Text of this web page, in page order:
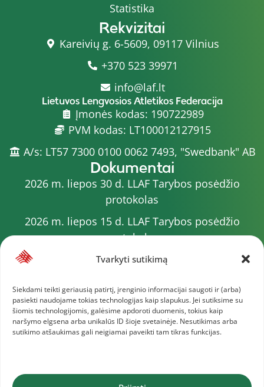
Tvarkyti sutikimą
Siekdami teikti geriausią patirtį, įrenginio informacijai saugoti ir (arba)
pasiekti naudojame tokias technologijas kaip slapukus. Jei sutiksime su
šiomis technologijomis, galėsime apdoroti duomenis, tokius kaip
naršymo elgsena arba unikalūs ID šioje svetainėje. Nesutikimas arba
sutikimo atšaukimas gali neigiamai paveikti tam tikras funkcijas.
Statistika
Rekvizitai
Kareivių g. 6-5609, 09117 Vilnius
+370 523 39971
info@laf.lt
Lietuvos Lengvosios Atletikos Federacija
Įmonės kodas: 190722989
PVM kodas: LT100012127915
A/s: LT57 7300 0100 0062 7493, "Swedbank" AB
Dokumentai
2026 m. liepos 30 d. LLAF Tarybos posėdžio
protokolas
2026 m. liepos 15 d. LLAF Tarybos posėdžio
protokolas
2026 m. liepos 20 d. LLAF VK posėdžio protokolas
2026 m. varžybų kalendorius
2026 m. liepos 4 d. LLAF Tarybos posėdžio
protokolas